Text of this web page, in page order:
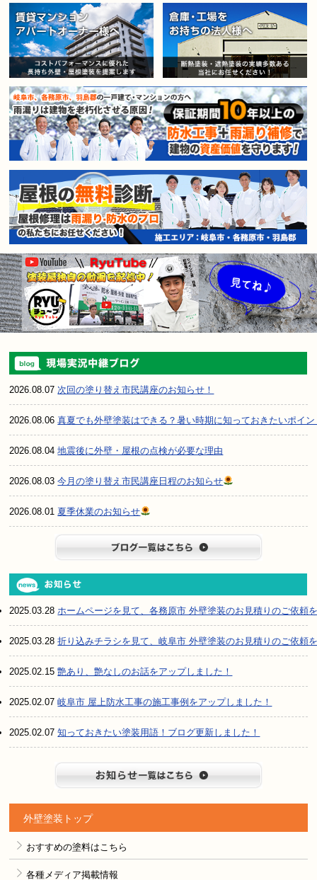
賃貸マンション・アパートオー
2026.08.07次回の塗り替え市民講座のお知らせ！
2026.08.06真夏でも外壁塗装はできる？暑い時期に知っておきたいポイン
2026.08.04地震後に外壁・屋根の点検が必要な理由
2026.08.03今月の塗り替え市民講座日程のお知らせ
2026.08.01 夏季休業のお知らせ
2025.03.28ホームページを見て、各務原市 外壁塗装のお見積りのご依頼
2025.03.28折り込みチラシを見て、岐阜市 外壁塗装のお見積りのご依頼
2025.02.15艶あり、艶なしのお話をアップしました！
2025.02.07岐阜市 屋上防水工事の施工事例をアップしました！
2025.02.07知っておきたい塗装用語！ブログ更新しました！
外壁塗装トップ
おすすめの塗料はこちら
各種メディア掲載情報